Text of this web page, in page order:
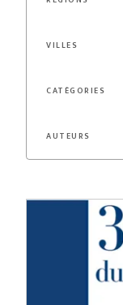
VILLES
CATÉGORIES
AUTEURS